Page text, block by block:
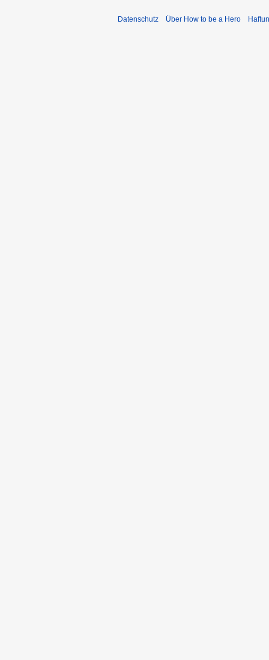
Datenschutz Über How to be a Hero